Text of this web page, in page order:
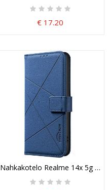
€ 17.20
Nahkakotelo Realme 14x 5g